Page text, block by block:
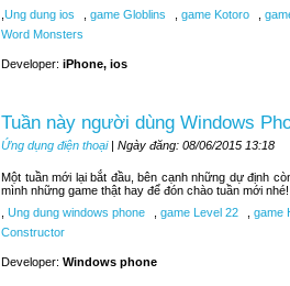
Ung dung ios game Globlins game Kotoro
Word Monsters
Developer: iPhone, ios
Tuần này người dùng Windows
Ứng dụng điện thoại| Ngày đăng: 08/06/2015 13:18
Một tuần mới lại bắt đầu, bên cạnh những dự định
mình những game thật hay để đón chào tuần mới nhé!
Ung dung windows phone game Level 22
game
Constructor
Developer: Windows phone